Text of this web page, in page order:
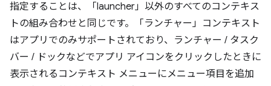
指定することは、「launcher」以外のすべてのコンテキス
トの組み合わせと同じです。「ランチャー」コンテキスト
はアプリでのみサポートされており、ランチャー / タスク
バー / ドックなどでアプリ アイコンをクリックしたときに
表示されるコンテキスト メニューにメニュー項目を追加